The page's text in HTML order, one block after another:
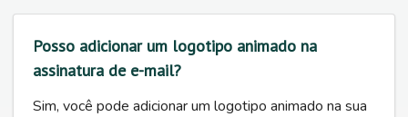
Posso adicionar um logotipo animado na
assinatura de e-mail?
Sim, você pode adicionar um logotipo animado na sua